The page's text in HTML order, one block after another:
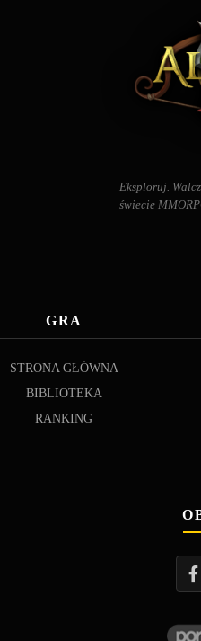
Eksploruj.
świecie
GRA
STRONA GŁÓWNA
BIBLIOTEKA
RANKING